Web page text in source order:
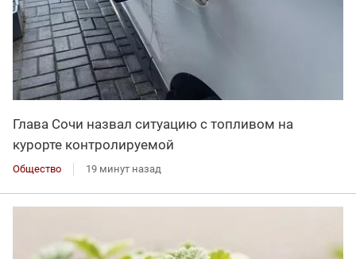
Глава Сочи назвал ситуацию с топливом на
курорте контролируемой
Общество 19 минут назад